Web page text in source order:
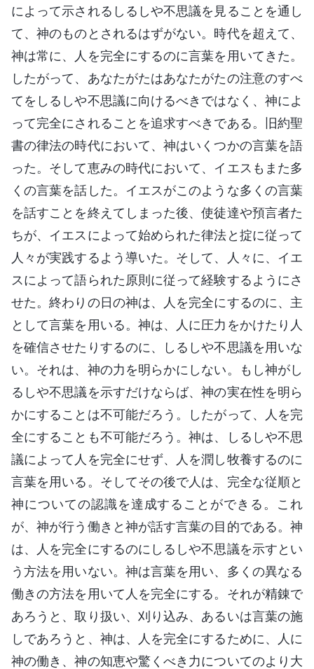
によって示されるしるしや不思議を見ることを通し
て、神のものとされるはずがない。時代を超えて、
神は常に、人を完全にするのに言葉を用いてきた。
したがって、あなたがたはあなたがたの注意のすべ
てをしるしや不思議に向けるべきではなく、神によ
って完全にされることを追求すべきである。旧約聖
書の律法の時代において、神はいくつかの言葉を語
った。そして恵みの時代において、イエスもまた多
くの言葉を話した。イエスがこのような多くの言葉
を話すことを終えてしまった後、使徒達や預言者た
ちが、イエスによって始められた律法と掟に従って
人々が実践するよう導いた。そして、人々に、イエ
スによって語られた原則に従って経験するようにさ
せた。終わりの日の神は、人を完全にするのに、主
として言葉を用いる。神は、人に圧力をかけたり人
を確信させたりするのに、しるしや不思議を用いな
い。それは、神の力を明らかにしない。もし神がし
るしや不思議を示すだけならば、神の実在性を明ら
かにすることは不可能だろう。したがって、人を完
全にすることも不可能だろう。神は、しるしや不思
議によって人を完全にせず、人を潤し牧養するのに
言葉を用いる。そしてその後で人は、完全な従順と
神についての認識を達成することができる。これ
が、神が行う働きと神が話す言葉の目的である。神
は、人を完全にするのにしるしや不思議を示すとい
う方法を用いない。神は言葉を用い、多くの異なる
働きの方法を用いて人を完全にする。それが精錬で
あろうと、取り扱い、刈り込み、あるいは言葉の施
しであろうと、神は、人を完全にするために、人に
神の働き、神の知恵や驚くべき力についてのより大